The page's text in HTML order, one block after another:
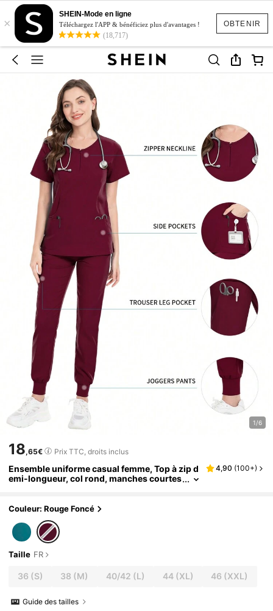
OBTENIR
×
SHEIN-Mode en ligne
Téléchargez l'APP & bénéficiez plus d'avantages !
(18,717)
1/6
18,65€ Prix TTC, droits inclus
Ensemble uniforme casual femme, Top à zip d
emi-longueur, col rond, manches courtes
4,90 (100+)
Couleur: Rouge Foncé
Taille FR
36 (S) 38 (M) 40/42 (L) 44(XL) 46 (XXL)
Guide des tailles